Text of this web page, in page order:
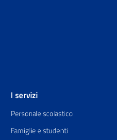
I servizi
Personale scolastico
Famiglie e studenti